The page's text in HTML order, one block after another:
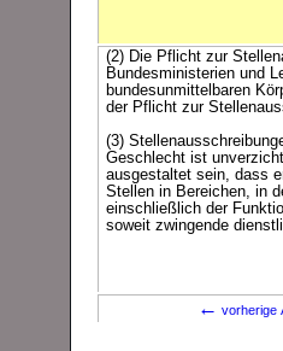
(2) Die Pflicht zur
Bundesministerien und
bundesunmittelbaren
der Pflicht zur
(3)
Geschlecht ist
ausgestaltet sein, dass
Stellen in Bereichen, in
einschließlich der
soweit zwingende
← vorherige